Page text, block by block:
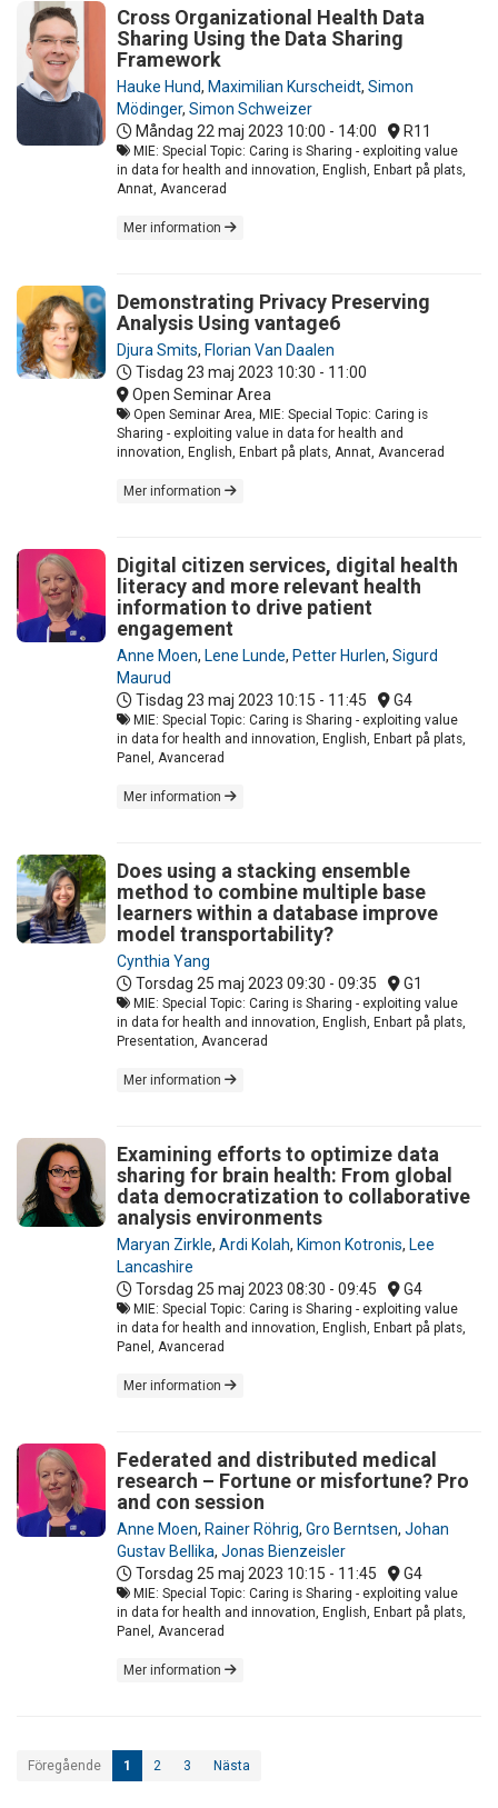
Cross Organizational Health Data
Sharing Using the Data Sharing
Framework
Hauke Hund, Maximilian Kurscheidt, Simon
Mödinger, Simon Schweizer
Måndag 22 maj 2023 10:00 - 14:00 R11
MIE: Special Topic: Caring is Sharing - exploiting value
in data for health and innovation, English, Enbart på plats,
Annat, Avancerad
Mer information
Demonstrating Privacy Preserving
Analysis Using vantage6
Djura Smits, Florian Van Daalen
Tisdag 23 maj 2023 10:30 - 11:00
Open Seminar Area
Open Seminar Area, MIE: Special Topic: Caring is
Sharing - exploiting value in data for health and
innovation, English, Enbart på plats, Annat, Avancerad
Mer information
Digital citizen services, digital health
literacy and more relevant health
information to drive patient
engagement
Anne Moen, Lene Lunde, Petter Hurlen, Sigurd
Maurud
Tisdag 23 maj 2023 10:15 - 11:45 G4
MIE: Special Topic: Caring is Sharing - exploiting value
in data for health and innovation, English, Enbart på plats,
Panel, Avancerad
Mer information
Does using a stacking ensemble
method to combine multiple base
learners within a database improve
model transportability?
Cynthia Yang
Torsdag 25 maj 2023 09:30 - 09:35 G1
MIE: Special Topic: Caring is Sharing - exploiting value
in data for health and innovation, English, Enbart på plats,
Presentation, Avancerad
Mer information
Examining efforts to optimize data
sharing for brain health: From global
data democratization to collaborative
analysis environments
Maryan Zirkle, Ardi Kolah, Kimon Kotronis, Lee
Lancashire
Torsdag 25 maj 2023 08:30 - 09:45 G4
MIE: Special Topic: Caring is Sharing - exploiting value
in data for health and innovation, English, Enbart på plats,
Panel, Avancerad
Mer information
Federated and distributed medical
research – Fortune or misfortune? Pro
and con session
Anne Moen, Rainer Röhrig, Gro Berntsen, Johan
Gustav Bellika, Jonas Bienzeisler
Torsdag 25 maj 2023 10:15 - 11:45 G4
MIE: Special Topic: Caring is Sharing - exploiting value
in data for health and innovation, English, Enbart på plats,
Panel, Avancerad
Mer information
Föregående 1 2 3 Nästa